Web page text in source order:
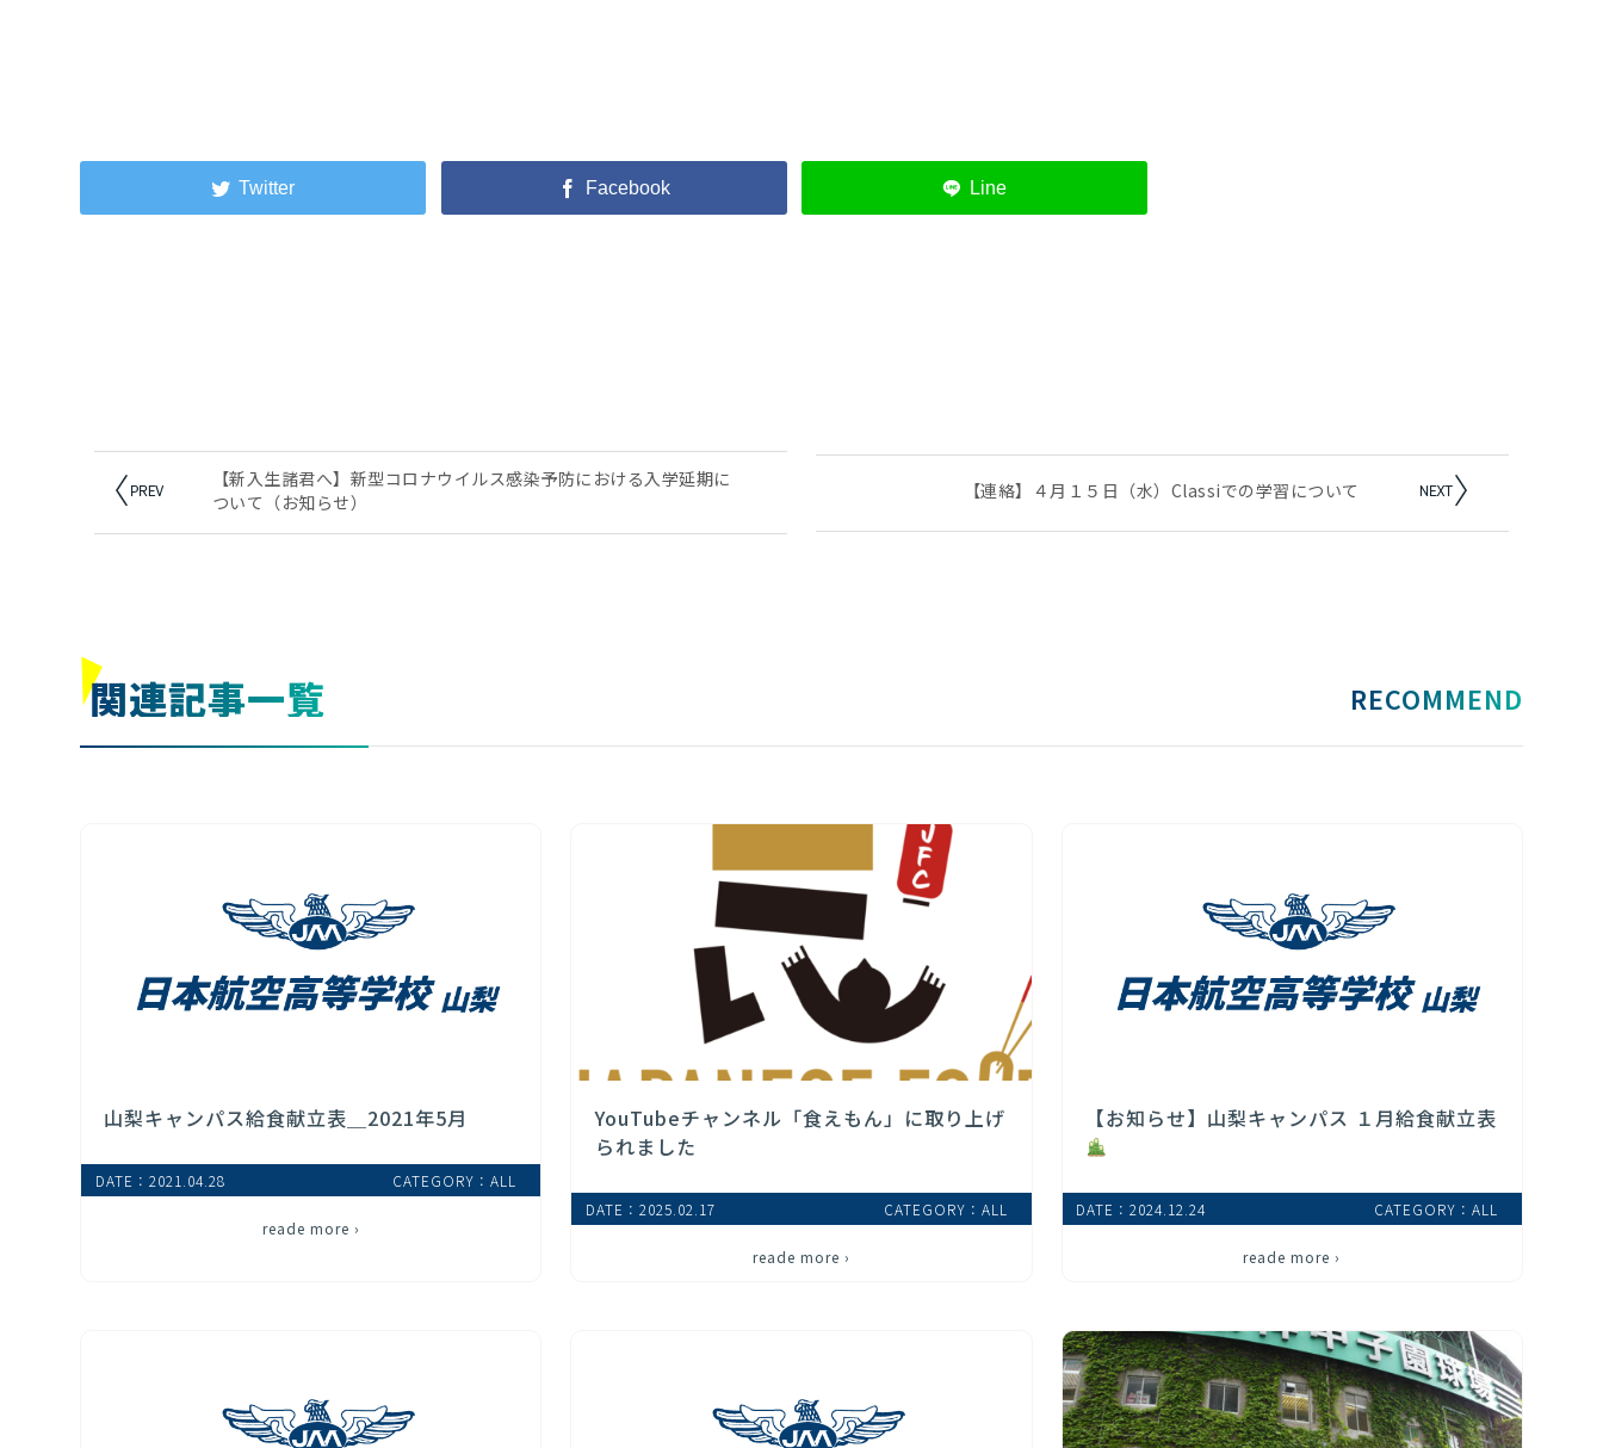
【新入生諸君へ】新型コロナウイルス感染予防における入学延期に
ついて（お知らせ）
【連絡】４月１５日（水）Classiでの学習について
関連記事一覧 RECOMMEND
山梨キャンパス給食献立表＿2021年5月
DATE：2021.04.28 CATEGORY：ALL
reade more ›
YouTubeチャンネル「食えもん」に取り上げ
られました
DATE：2025.02.17 CATEGORY：ALL
reade more ›
【お知らせ】山梨キャンパス １月給食献立表
DATE：2024.12.24 CATEGORY：ALL
reade more ›